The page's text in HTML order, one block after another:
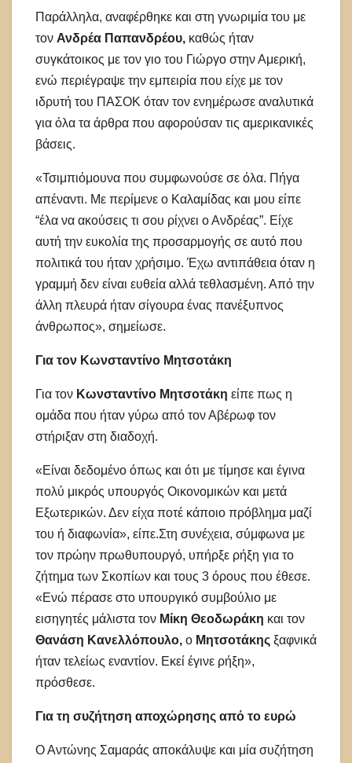
Παράλληλα, αναφέρθηκε και στη γνωριμία του με
τον Ανδρέα Παπανδρέου, καθώς ήταν
συγκάτοικος με τον γιο του Γιώργο στην Αμερική,
ενώ περιέγραψε την εμπειρία που είχε με τον
ιδρυτή του ΠΑΣΟΚ όταν τον ενημέρωσε αναλυτικά
για όλα τα άρθρα που αφορούσαν τις αμερικανικές
βάσεις.
«Τσιμπιόμουνα που συμφωνούσε σε όλα. Πήγα
απέναντι. Με περίμενε ο Καλαμίδας και μου είπε
“έλα να ακούσεις τι σου ρίχνει ο Ανδρέας”. Είχε
αυτή την ευκολία της προσαρμογής σε αυτό που
πολιτικά του ήταν χρήσιμο. Έχω αντιπάθεια όταν η
γραμμή δεν είναι ευθεία αλλά τεθλασμένη. Από την
άλλη πλευρά ήταν σίγουρα ένας πανέξυπνος
άνθρωπος», σημείωσε.
Για τον Κωνσταντίνο Μητσοτάκη
Για τον Κωνσταντίνο Μητσοτάκη είπε πως η
ομάδα που ήταν γύρω από τον Αβέρωφ τον
στήριξαν στη διαδοχή.
«Είναι δεδομένο όπως και ότι με τίμησε και έγινα
πολύ μικρός υπουργός Οικονομικών και μετά
Εξωτερικών. Δεν είχα ποτέ κάποιο πρόβλημα μαζί
του ή διαφωνία», είπε.Στη συνέχεια, σύμφωνα με
τον πρώην πρωθυπουργό, υπήρξε ρήξη για το
ζήτημα των Σκοπίων και τους 3 όρους που έθεσε.
«Ενώ πέρασε στο υπουργικό συμβούλιο με
εισηγητές μάλιστα τον Μίκη Θεοδωράκη και τον
Θανάση Κανελλόπουλο, ο Μητσοτάκης ξαφνικά
ήταν τελείως εναντίον. Εκεί έγινε ρήξη»,
πρόσθεσε.
Για τη συζήτηση αποχώρησης από το ευρώ
Ο Αντώνης Σαμαράς αποκάλυψε και μία συζήτηση